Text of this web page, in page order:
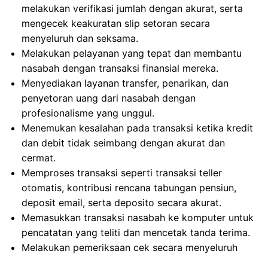
melakukan verifikasi jumlah dengan akurat, serta
mengecek keakuratan slip setoran secara
menyeluruh dan seksama.
Melakukan pelayanan yang tepat dan membantu
nasabah dengan transaksi finansial mereka.
Menyediakan layanan transfer, penarikan, dan
penyetoran uang dari nasabah dengan
profesionalisme yang unggul.
Menemukan kesalahan pada transaksi ketika kredit
dan debit tidak seimbang dengan akurat dan
cermat.
Memproses transaksi seperti transaksi teller
otomatis, kontribusi rencana tabungan pensiun,
deposit email, serta deposito secara akurat.
Memasukkan transaksi nasabah ke komputer untuk
pencatatan yang teliti dan mencetak tanda terima.
Melakukan pemeriksaan cek secara menyeluruh